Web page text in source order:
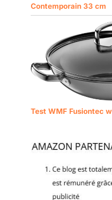
Contemporain 33 cm
Test WMF Fusiontec